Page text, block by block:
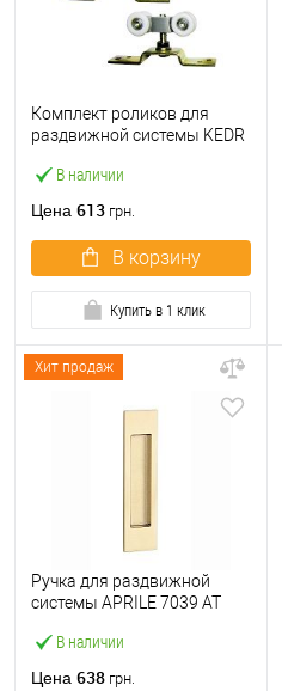
В наличии
Комплект роликов для
раздвижной системы KEDR
Цена 613 грн.
В корзину
Купить в 1 клик
Хит продаж
В наличии
Ручка для раздвижной
системы APRILE 7039 AT
Цена 638 грн.